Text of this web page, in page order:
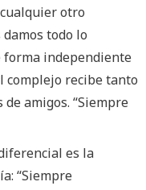
otro
todo lo
forma independiente
complejo recibe tanto
amigos. “Siempre
es la
“Siempre